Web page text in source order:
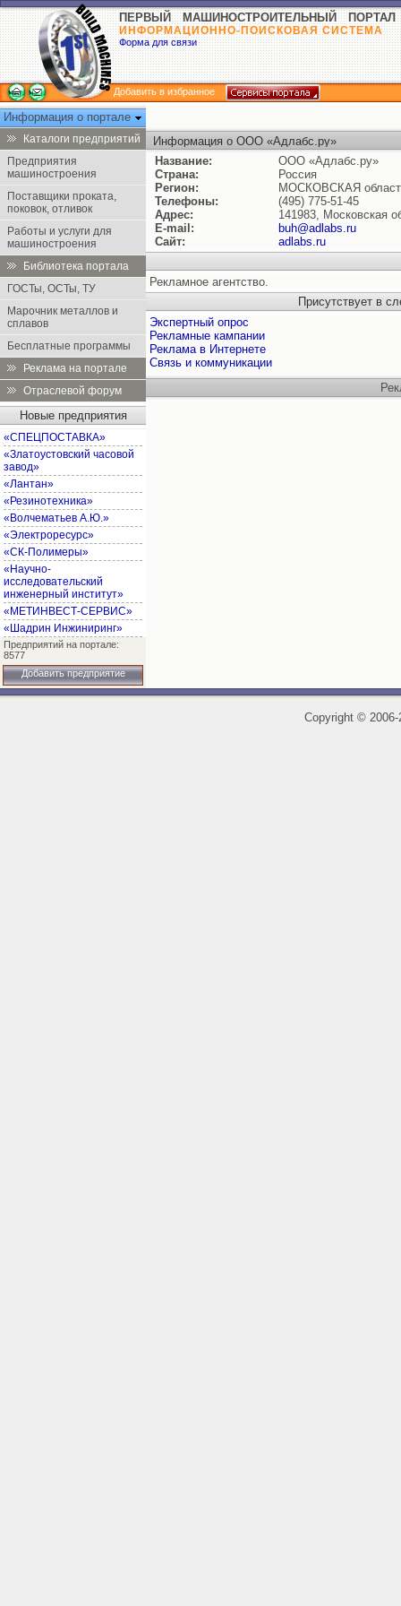
ПЕРВЫЙ МАШИНОСТРОИТЕЛЬНЫЙ ПОРТАЛ
ИНФОРМАЦИОННО-ПОИСКОВАЯ СИСТЕМА
Форма для связи
Добавить в избранное
Информация о портале
Каталоги предприятий
Предприятия
машиностроения
Поставщики проката,
поковок, отливок
Работы и услуги для
машиностроения
Библиотека портала
ГОСТы, ОСТы, ТУ
Марочник металлов и
сплавов
Бесплатные программы
Реклама на портале
Отраслевой форум
Новые предприятия
«СПЕЦПОСТАВКА»
«Златоустовский часовой
завод»
«Лантан»
«Резинотехника»
«Волчематьев А.Ю.»
«Электроресурс»
«СК-Полимеры»
«Научно-
исследовательский
инженерный институт»
«МЕТИНВЕСТ-СЕРВИС»
«Шадрин Инжиниринг»
Предприятий на портале:
8577
Добавить предприятие
Информация о ООО «Адлабс.ру»
Название:
ООО «Адлабс.ру»
Страна:
Россия
Регион:
МОСКОВСКАЯ
Телефоны:
(495) 775-51-45
Адрес:
141983, Московская
E-mail:
buh@adlabs.ru
Сайт:
adlabs.ru
Рекламное агентство.
Присутствует в
Экспертный опрос
Рекламные кампании
Реклама в Интернете
Cвязь и коммуникации
Copyright ©